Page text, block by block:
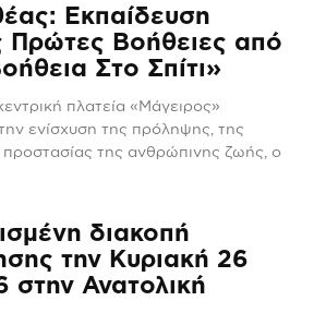
Εκπαίδευση
Πρώτες Βοήθειες από
Στο Σπίτι»
πλατεία «Μάγειρος»
προστασίας της ανθρώπινης ζωής, ο
διακοπή
την Κυριακή 26
στην Ανατολική